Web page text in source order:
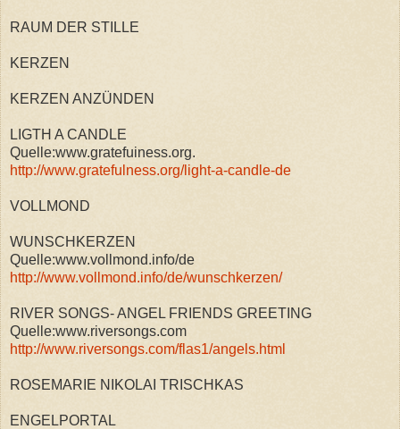
RAUM DER STILLE
KERZEN
KERZEN ANZÜNDEN
LIGTH A CANDLE
Quelle:www.gratefuiness.org.
http://www.gratefulness.org/light-a-candle-de
VOLLMOND
WUNSCHKERZEN
Quelle:www.vollmond.info/de
http://www.vollmond.info/de/wunschkerzen/
RIVER SONGS- ANGEL FRIENDS GREETING
Quelle:www.riversongs.com
http://www.riversongs.com/flas1/angels.html
ROSEMARIE NIKOLAI TRISCHKAS
ENGELPORTAL